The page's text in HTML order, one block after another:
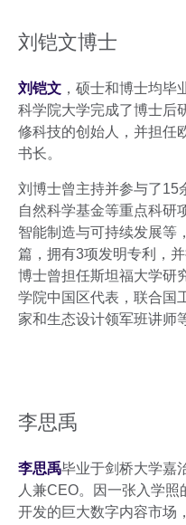
刘铠文博士
刘铠文 ，硕士和博士均毕
科学院大学完成了博士后
修科技的创始人，并担任
书长。
刘博士曾主持并参与了15
自然科学基金等重点科研
智能制造与可持续发展等
篇，拥有3项发明专利，
博士曾担任斯坦福大学研
学院中国区代表，联合国
家和生态设计领军班讲师
李思禹
李思禹毕业于剑桥大学嘉
人兼CEO。因一张入学
开发的巨大数字内容市场